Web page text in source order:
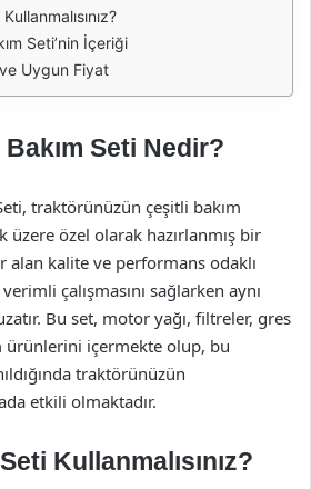
Seti’nin İçeriği
ve Uygun Fiyat
Seti Nedir?
traktörünüzün çeşitli bakım
üzere özel olarak hazırlanmış bir
alan kalite ve performans odaklı
çalışmasını sağlarken aynı
Bu set, motor yağı, filtreler, gres
ürünlerini içermekte olup, bu
traktörünüzün
etkili olmaktadır.
Kullanmalısınız?